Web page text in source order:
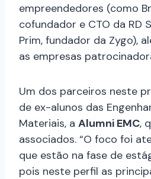
empreendedores (como
cofundador e CTO da RD
Prim, fundador da Zygo),
as empresas
Um dos parceiros neste
de ex-alunos das
Materiais, a Alumni EMC,
associados. “O foco foi
que estão na fase de
pois neste perfil as